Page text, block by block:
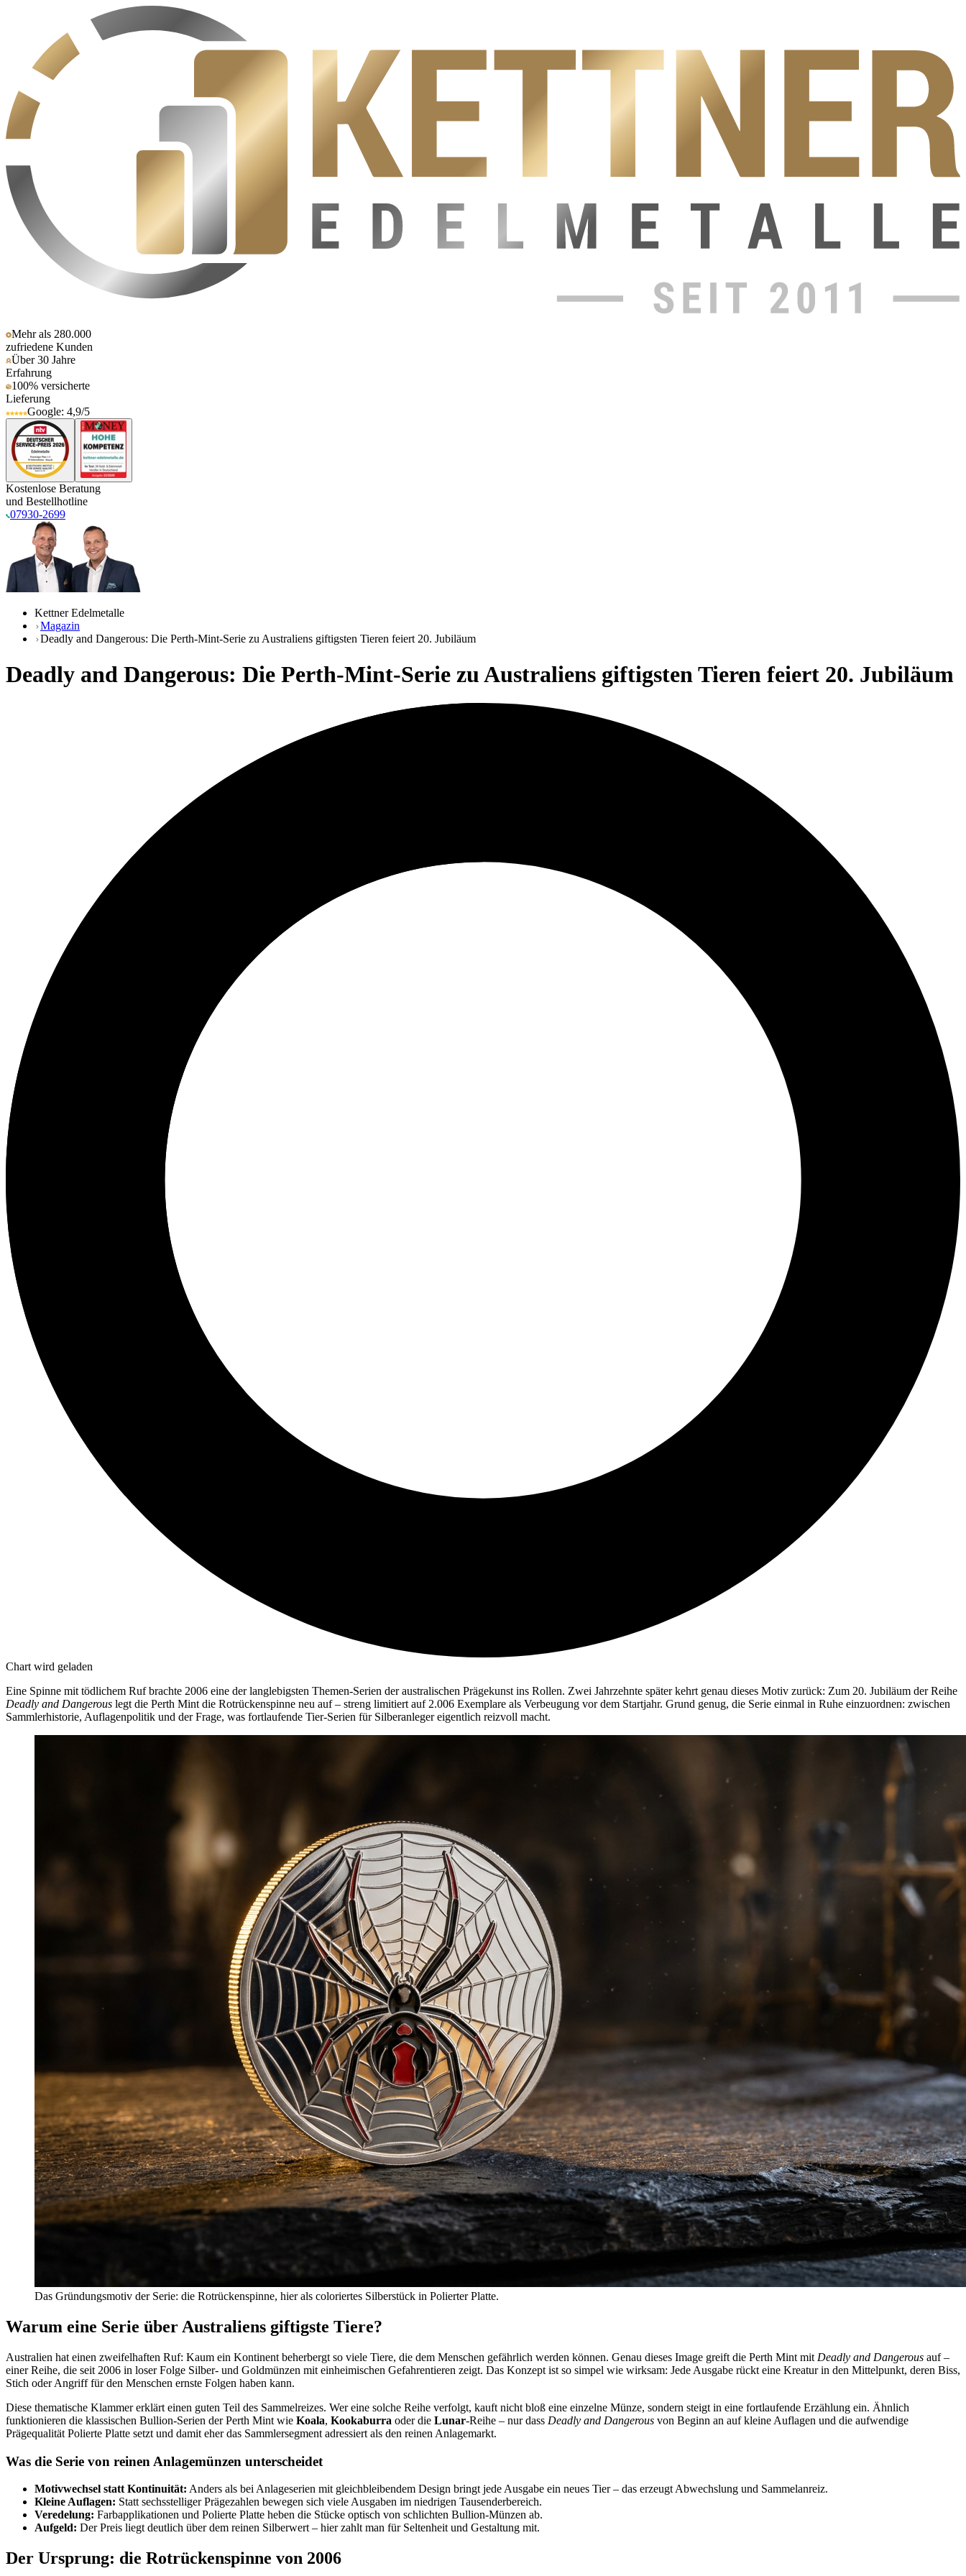
Mehr als 280.000
zufriedene Kunden
Über 30 Jahre
Erfahrung
100% versicherte
Lieferung
Google: 4,9/5
Kostenlose Beratung
und Bestellhotline
07930-2699
Kettner Edelmetalle
Magazin
Deadly and Dangerous: Die Perth-Mint-Serie zu Australiens giftigsten Tieren feiert 20. Jubiläum
Deadly and Dangerous: Die Perth-Mint-Serie zu Australiens giftigsten Tieren feiert 20. Jubiläum
Chart wird geladen
Eine Spinne mit tödlichem Ruf brachte 2006 eine der langlebigsten Themen-Serien der australischen Prägekunst ins Rollen. Zwei Jahrzehnte später kehrt genau dieses Motiv zurück: Zum 20. Jubiläum der Reihe
Deadly and Dangerous legt die Perth Mint die Rotrückenspinne neu auf – streng limitiert auf 2.006 Exemplare als Verbeugung vor dem Startjahr. Grund genug, die Serie einmal in Ruhe einzuordnen: zwischen
Sammlerhistorie, Auflagenpolitik und der Frage, was fortlaufende Tier-Serien für Silberanleger eigentlich reizvoll macht.
Das Gründungsmotiv der Serie: die Rotrückenspinne, hier als coloriertes Silberstück in Polierter Platte.
Warum eine Serie über Australiens giftigste Tiere?
Australien hat einen zweifelhaften Ruf: Kaum ein Kontinent beherbergt so viele Tiere, die dem Menschen gefährlich werden können. Genau dieses Image greift die Perth Mint mit Deadly and Dangerous auf –
einer Reihe, die seit 2006 in loser Folge Silber- und Goldmünzen mit einheimischen Gefahrentieren zeigt. Das Konzept ist so simpel wie wirksam: Jede Ausgabe rückt eine Kreatur in den Mittelpunkt, deren Biss,
Stich oder Angriff für den Menschen ernste Folgen haben kann.
Diese thematische Klammer erklärt einen guten Teil des Sammelreizes. Wer eine solche Reihe verfolgt, kauft nicht bloß eine einzelne Münze, sondern steigt in eine fortlaufende Erzählung ein. Ähnlich
funktionieren die klassischen Bullion-Serien der Perth Mint wie Koala, Kookaburra oder die Lunar-Reihe – nur dass Deadly and Dangerous von Beginn an auf kleine Auflagen und die aufwendige
Prägequalität Polierte Platte setzt und damit eher das Sammlersegment adressiert als den reinen Anlagemarkt.
Was die Serie von reinen Anlagemünzen unterscheidet
Motivwechsel statt Kontinuität: Anders als bei Anlageserien mit gleichbleibendem Design bringt jede Ausgabe ein neues Tier – das erzeugt Abwechslung und Sammelanreiz.
Kleine Auflagen: Statt sechsstelliger Prägezahlen bewegen sich viele Ausgaben im niedrigen Tausenderbereich.
Veredelung: Farbapplikationen und Polierte Platte heben die Stücke optisch von schlichten Bullion-Münzen ab.
Aufgeld: Der Preis liegt deutlich über dem reinen Silberwert – hier zahlt man für Seltenheit und Gestaltung mit.
Der Ursprung: die Rotrückenspinne von 2006